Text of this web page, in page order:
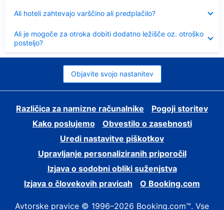
Ali hoteli zahtevajo varščino ali predplačilo?
Ali je mogoče za otroka dobiti dodatno ležišče oz. otroško
posteljo?
Objavite svojo nastanitev
Različica za namizne računalnike
Pogoji storitev
Kako poslujemo
Obvestilo o zasebnosti
Uredi nastavitve piškotkov
Upravljanje personaliziranih priporočil
Izjava o sodobni obliki suženjstva
Izjava o človekovih pravicah
O Booking.com
Avtorske pravice © 1996–2026 Booking.com™. Vse